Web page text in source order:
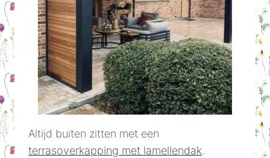
Altijd buiten zitten met een
terrasoverkapping met lamellendak.